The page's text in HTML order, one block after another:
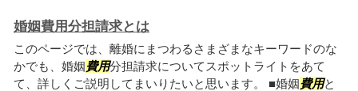
婚姻費用分担請求とは
このページでは、離婚にまつわるさまざまなキーワードのな
かでも、婚姻費用分担請求についてスポットライトをあて
て、詳しくご説明してまいりたいと思います。 ■婚姻費用と